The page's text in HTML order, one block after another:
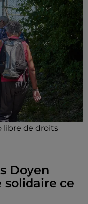
libre de droits
Doyen
solidaire ce